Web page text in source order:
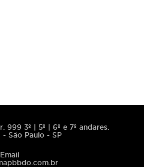
999 3º | 5º | 6º e 7º andares.
São Paulo - SP
Email